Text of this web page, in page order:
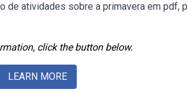
de atividades sobre a primavera em pdf,
click the button below.
LEARN MORE